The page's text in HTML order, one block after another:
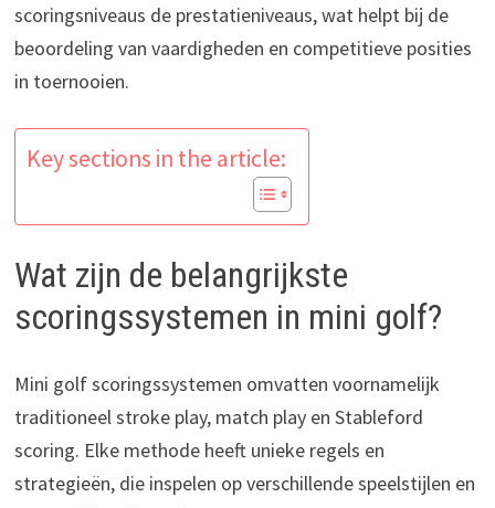
scoringsniveaus de prestatieniveaus, wat helpt bij de
beoordeling van vaardigheden en competitieve posities
in toernooien.
Key sections in the article:
Wat zijn de belangrijkste
scoringssystemen in mini golf?
Mini golf scoringssystemen omvatten voornamelijk
traditioneel stroke play, match play en Stableford
scoring. Elke methode heeft unieke regels en
strategieën, die inspelen op verschillende speelstijlen en